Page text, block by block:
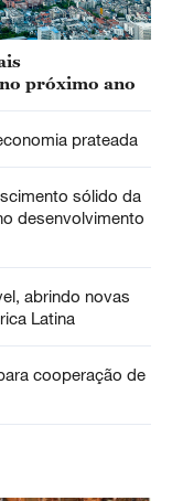
próximo ano
prateada
sólido da
desenvolvimento
abrindo novas
Latina
cooperação de